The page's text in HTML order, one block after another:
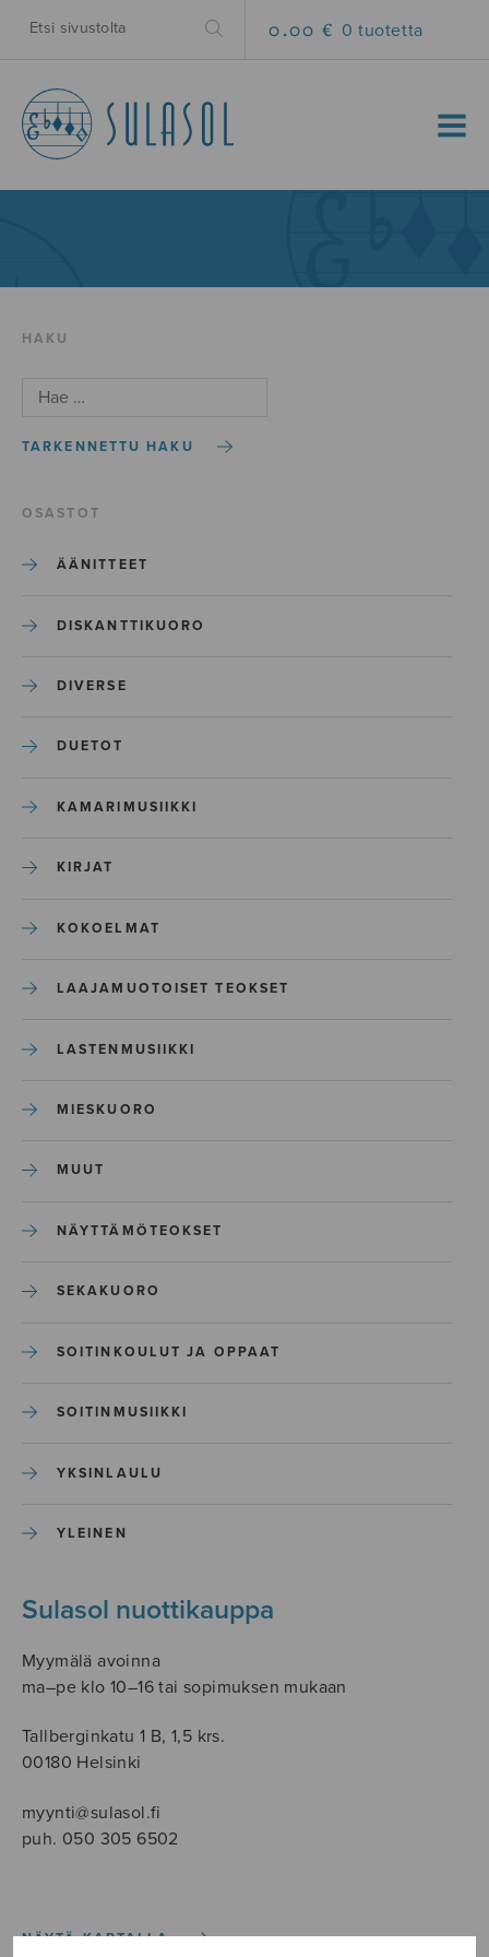
0.00 € 0 tuotetta
MENU
HAKU
TARKENNETTU HAKU
OSASTOT
ÄÄNITTEET
DISKANTTIKUORO
DIVERSE
DUETOT
KAMARIMUSIIKKI
KIRJAT
KOKOELMAT
LAAJAMUOTOISET TEOKSET
LASTENMUSIIKKI
MIESKUORO
MUUT
NÄYTTÄMÖTEOKSET
SEKAKUORO
SOITINKOULUT JA OPPAAT
SOITINMUSIIKKI
YKSINLAULU
YLEINEN
Sulasol nuottikauppa
Myymälä avoinna
ma–pe klo 10–16 tai sopimuksen mukaan
Tallberginkatu 1 B, 1,5 krs.
00180 Helsinki
myynti@sulasol.fi
puh. 050 305 6502
NÄYTÄ KARTALLA